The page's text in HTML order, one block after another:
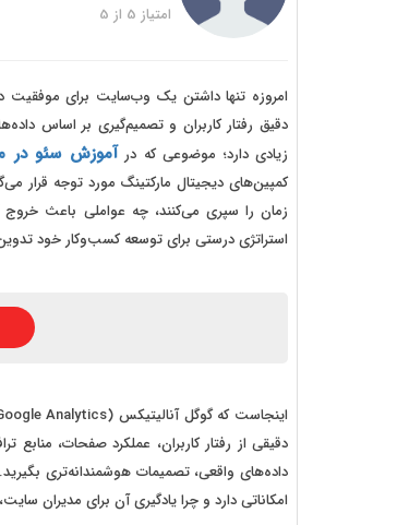
امتیاز 5 از 5
امروزه تنها داشتن یک وب‌سایت برای
دقیق رفتار کاربران و تصمیم‌گیری بر اساس
زیادی دارد؛ موضوعی که درآموزش سئو در
کمپین‌های دیجیتال مارکتینگ مورد توجه قرار
زمان را سپری می‌کنند، چه عواملی باعث خروج
استراتژی درستی برای توسعه کسب‌وکار خود
دقیقی از رفتار کاربران، عملکرد صفحات،
داده‌های واقعی، تصمیمات هوشمندانه‌تری
امکاناتی دارد و چرا یادگیری آن برای مدیران